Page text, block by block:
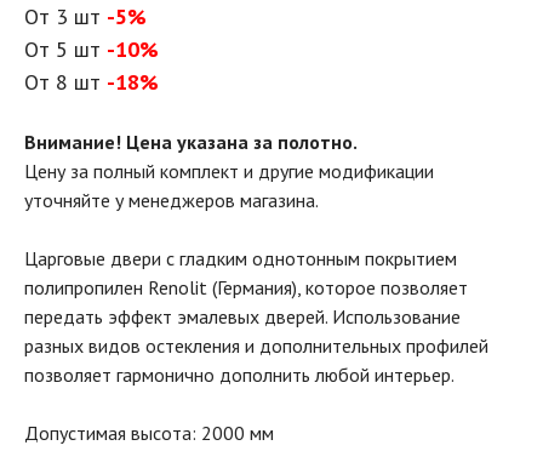
От 3 шт -5%
От 5 шт -10%
От 8 шт -18%
Внимание! Цена указана за полотно.
Цену за полный комплект и другие модификации
уточняйте у менеджеров магазина.
Царговые двери с гладким однотонным покрытием
полипропилен Renolit (Германия), которое позволяет
передать эффект эмалевых дверей. Использование
разных видов остекления и дополнительных профилей
позволяет гармонично дополнить любой интерьер.
Допустимая высота: 2000 мм